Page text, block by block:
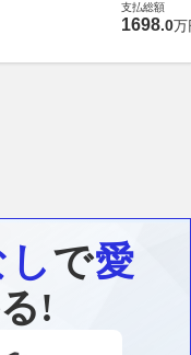
支払総額
1698.0万
で愛
!